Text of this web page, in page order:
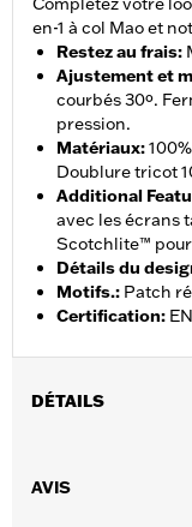
en-1 à col Mao et
Restez au frais:
Ajustement et
courbés 30º.
pression.
Matériaux:
Doublure tricot
Additional
avec les écrans
Scotchlite™
Détails du
Motifs.: Patch
Certification:
DÉTAILS
Caractéristiques
AVIS